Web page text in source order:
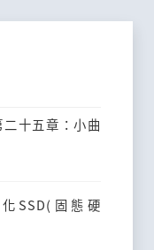
十五章：小曲
SSD(固態硬